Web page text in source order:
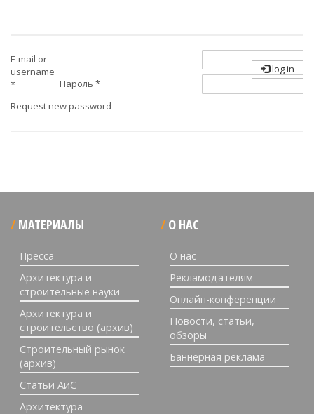
E-mail or
username
*
Пароль *
Request new password
log in
МАТЕРИАЛЫ
Пресса
Архитектура и
строительные науки
Архитектура и
строительство (архив)
Строительный рынок
(архив)
Статьи АиС
Архитектура
О НАС
О нас
Рекламодателям
Онлайн-конференции
Новости, статьи,
обзоры
Баннерная реклама